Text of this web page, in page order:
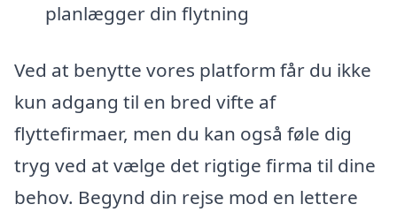
planlægger din flytning
Ved at benytte vores platform får du ikke
kun adgang til en bred vifte af
flyttefirmaer, men du kan også føle dig
tryg ved at vælge det rigtige firma til dine
behov. Begynd din rejse mod en lettere